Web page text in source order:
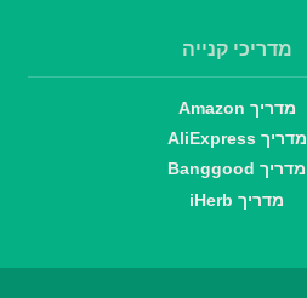
מדריכי קנייה
מדריך Amazon
מדריך AliExpress
מדריך Banggood
מדריך iHerb